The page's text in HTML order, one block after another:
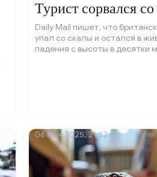
Турист сорвался
Daily Mail пишет, что
упал со скалы и остался в
падения с высоты в десятки
06 мая 2025, 21:52